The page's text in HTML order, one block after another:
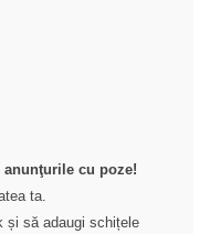
cu poze!
ta.
și să adaugi schițele